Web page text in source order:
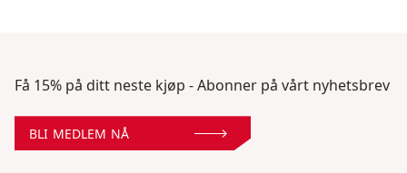
Få 15% på ditt neste kjøp - Abonner på vårt nyhetsbrev
BLI MEDLEM NÅ